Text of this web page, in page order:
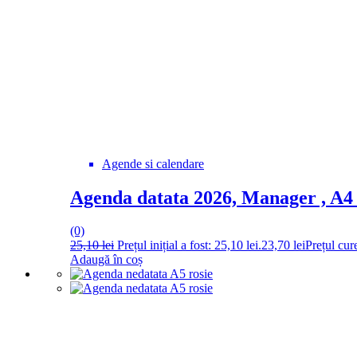
Agende si calendare
Agenda datata 2026, Manager ,
(0)
25,10lei Prețul inițial a fost: 25,10 lei.23,70 leiPrețul
Adaugă în coș